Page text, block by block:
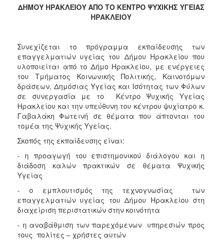
(Κ.Δ.Α.Π.)
Φροντίδας
Ηλικιωμένων
(Κ.Η.Φ.Η.)
Κ.Δ.Α.Π.Α.μεΑ.
Αδειοδότηση
&
Έλεγχος
Βρεφονηπιακών
Ιατρείο
Ξενώνας
Γυναικών
Κέντρο
Κοινωνικό
ΔΗΜΟΥ ΗΡΑΚΛΕΙΟΥ ΑΠΟ ΤΟ ΚΕΝΤΡΟ ΨΥΧΙΚΗΣ ΥΓΕΙΑΣ
ΗΡΑΚΛΕΙΟΥ
Συνεχίζεται το πρόγραμμα εκπαίδευσης των
επαγγελματιών υγείας του Δήμου Ηρακλείου που
υλοποιείται από το Δήμο Ηρακλείου, με ενέργειες
του Τμήματος Κοινωνικής Πολιτικής, Καινοτόμων
δράσεων, Δημόσιας Υγείας και Ισότητας των Φύλων
σε συνεργασία με το Κέντρο Ψυχικής Υγείας
Ηρακλείου και την υπεύθυνη του κέντρου ψυχίατρο κ.
Γαβαλάκη Φωτεινή σε θέματα που άπτονται του
τομέα της Ψυχικής Υγείας.
Σκοπός της εκπαίδευσης είναι:
- η προαγωγή του επιστημονικού διάλογου και η
διάδοση καλών πρακτικών σε θέματα Ψυχικής
Υγείας
- ο εμπλουτισμός της τεχνογνωσίας των
επαγγελματιών υγείας του Δήμου Ηρακλείου στη
διαχείριση περιστατικών στην κοινότητα
- η αναβάθμιση των παρεχόμενων υπηρεσιών προς
τους πολίτες – χρήστες αυτών